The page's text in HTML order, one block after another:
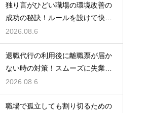
独り言がひどい職場の環境改善の
成功の秘訣！ルールを設けて快適
な空間を作る
2026.08.6
退職代行の利用後に離職票が届か
ない時の対策！スムーズに失業保
険をもらう
2026.08.6
職場で孤立しても割り切るための